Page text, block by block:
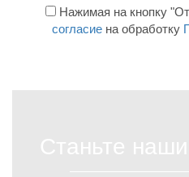
Нажимая на кнопку
согласиена обработку